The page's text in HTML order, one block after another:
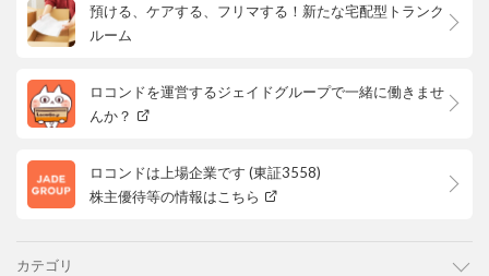
預ける、ケアする、フリマする！新たな宅配型トランク
ルーム
ロコンドを運営するジェイドグループで一緒に働きませ
んか？
ロコンドは上場企業です (東証3558)
株主優待等の情報はこちら
カテゴリ